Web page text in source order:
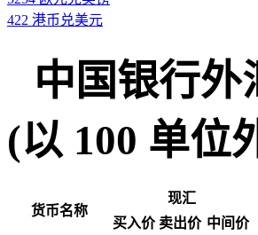
422 港币兑美元
中国银行外
(以 100 单位
货币名称
现汇
买入价 卖出价 中间价